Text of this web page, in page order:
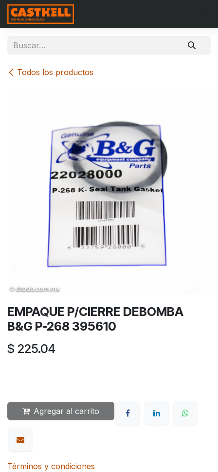
Ir al contenido
Todos los productos
EMPAQUE P/CIERRE DEBOMBA
B&G P-268 395610
$ 225.04
Agregar al carrito
Términos y condiciones